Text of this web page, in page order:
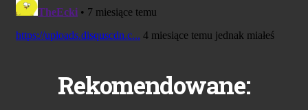
Rekomendowane: